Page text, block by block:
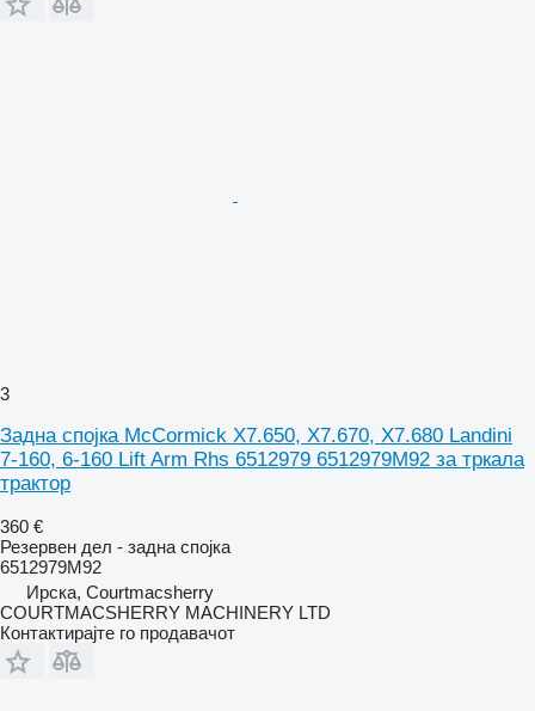
3
Задна спојка McCormick X7.650, X7.670, X7.680 Landini
7-160, 6-160 Lift Arm Rhs 6512979 6512979M92 за тркала
трактор
360 €
Резервен дел - задна спојка
6512979M92
Ирска, Courtmacsherry
COURTMACSHERRY MACHINERY LTD
Контактирајте го продавачот